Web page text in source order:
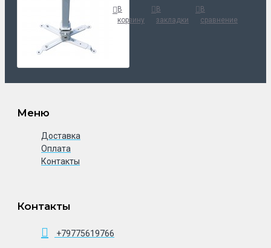
В
корзину
В
закладки
В
сравнение
Меню
Доставка
Оплата
Контакты
Контакты
+79775619766